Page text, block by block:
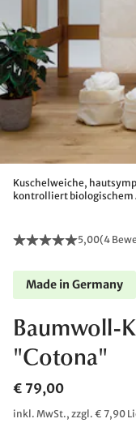
Kuschelweiche,
kontrolliert biologischem
5,00(4
Made in Germany
Baumwoll-
"Cotona"
€ 79,00
inkl. MwSt., zzgl. € 7,90